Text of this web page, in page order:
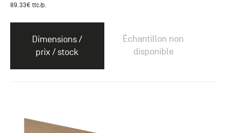
89.33€ ttc/p.
Dimensions /
prix / stock
Échantillon non
disponible